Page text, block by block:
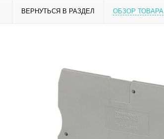
ВЕРНУТЬСЯ В РАЗДЕЛ ОБЗОР ТОВАРА